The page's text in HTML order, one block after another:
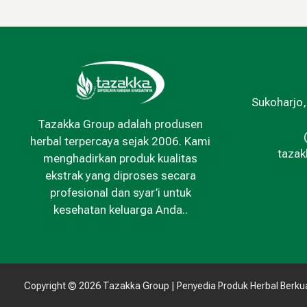
Tazakka Group adalah produsen
herbal terpercaya sejak 2006. Kami
menghadirkan produk kualitas
ekstrak yang diproses secara
profesional dan syar’i untuk
kesehatan keluarga Anda..
Copyright © 2026 Tazakka Group | Penyedia Produk Herbal